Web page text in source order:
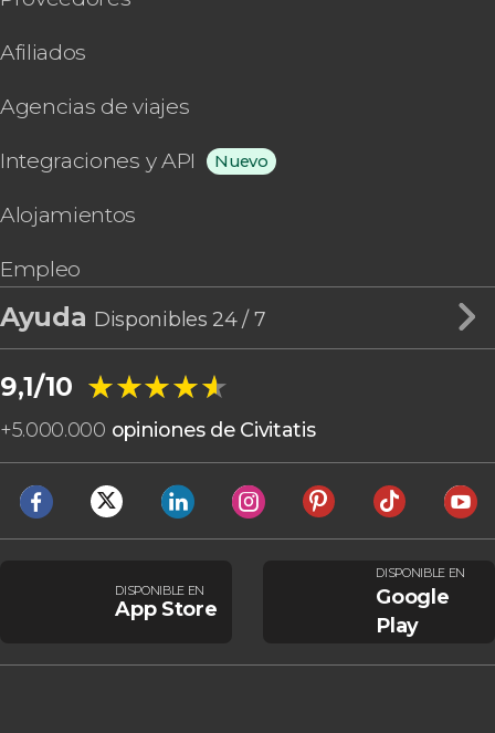
Afiliados
Agencias de viajes
Integraciones y API Nuevo
Alojamientos
Empleo
Ayuda Disponibles 24 / 7
9,1/10 ★★★★★
★★★★★
+5.000.000 opiniones de Civitatis
DISPONIBLE EN
App Store
DISPONIBLE EN
Google
Play